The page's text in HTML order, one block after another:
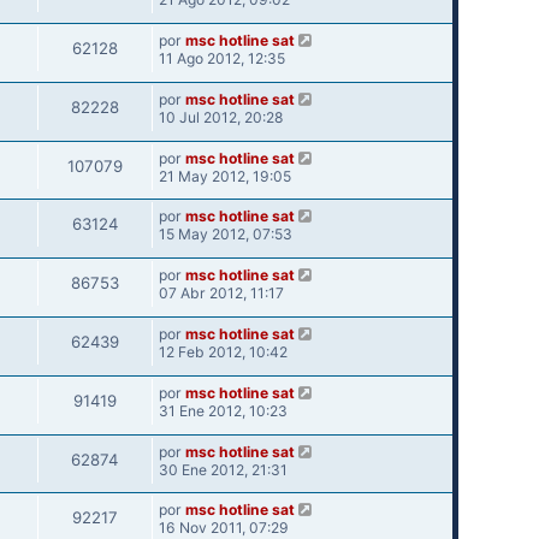
62128 por msc hotline sat
11 Ago 2012, 12:35
82228 por msc hotline sat
10 Jul 2012, 20:28
107079 por msc hotline sat
21 May 2012, 19:05
63124 por msc hotline sat
15 May 2012, 07:53
86753 por msc hotline sat
07 Abr 2012, 11:17
62439 por msc hotline sat
12 Feb 2012, 10:42
91419 por msc hotline sat
31 Ene 2012, 10:23
62874 por msc hotline sat
30 Ene 2012, 21:31
92217 por msc hotline sat
16 Nov 2011, 07:29